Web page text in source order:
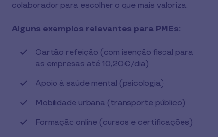
colaborador para escolher o que mais valoriza.
Alguns exemplos relevantes para PMEs:
Cartão refeição (com isenção fiscal para
as empresas até 10,20€/dia)
Apoio à saúde mental (psicologia)
Mobilidade urbana (transporte público)
Formação online (cursos e certificações)